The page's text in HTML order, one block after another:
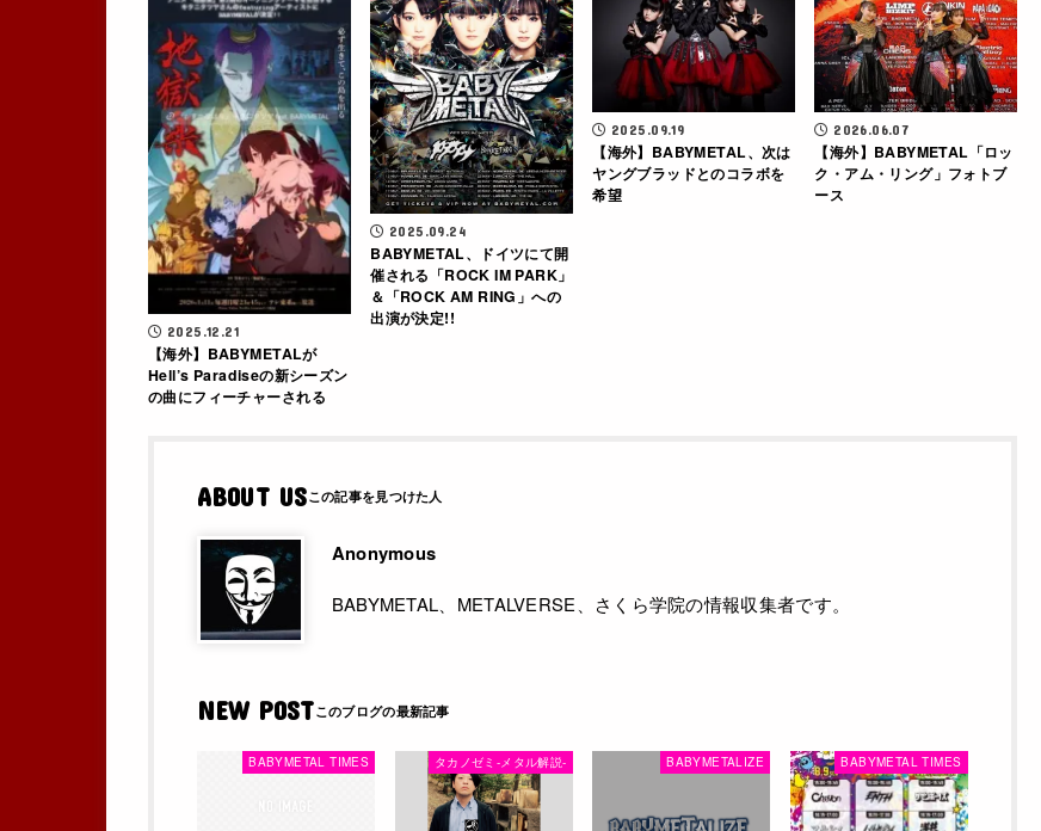
2025.12.21
【海外】BABYMETALが
Hell’s Paradiseの新シーズン
の曲にフィーチャーされる
2025.09.24
BABYMETAL、ドイツにて開
催される「ROCK IM PARK」
＆「ROCK AM RING」への
出演が決定!!
2025.09.19
【海外】BABYMETAL、次は
ヤングブラッドとのコラボを
希望
2026.06.07
【海外】BABYMETAL「ロッ
ク・アム・リング」フォトブ
ース
ABOUT US
Anonymous
BABYMETAL、METALVERSE、さくら学院の情報収集者です。
NEW POST
BABYMETAL TIMES タカノゼミ-メタル解説- BABYMETALIZE BABYMETAL TIMES